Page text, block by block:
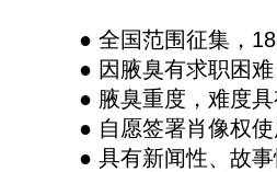
● 全国范围征集，
● 因腋臭有求职困难
● 腋臭重度，难度
● 自愿签署肖像权
● 具有新闻性、故事